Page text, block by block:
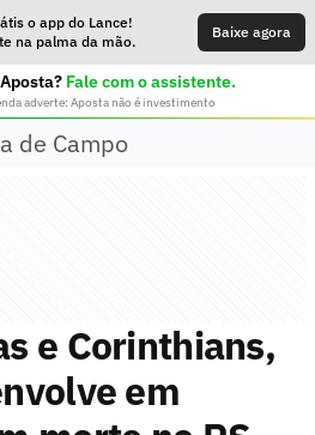
o app do Lance!
na palma da mão.
Baixe agora
Fale com o assistente.
adverte: Aposta não é investimento
de Campo
e Corinthians,
em